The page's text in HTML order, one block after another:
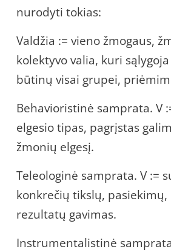
nurodyti tokias:
Valdžia := vieno žmogaus,
kolektyvo valia, kuri
būtinų visai grupei,
Behavioristinė samprata. V
elgesio tipas, pagrįstas
žmonių elgesį.
Teleologinė samprata. V :=
konkrečių tikslų,
rezultatų gavimas.
Instrumentalistinė